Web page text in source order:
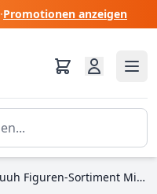
·Promotionen anzeigen
Winnie Puuh Figuren-Sortiment Mini Egg Attack Blind Box süße Träume 6 cm (6)